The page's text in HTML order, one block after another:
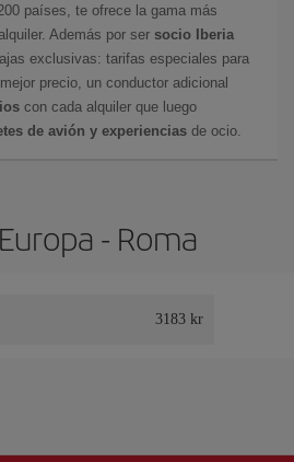
países, te ofrece la gama más
Además por ser socio Iberia
exclusivas: tarifas especiales para
precio, un conductor adicional
con cada alquiler que luego
de avión y experiencias de ocio.
- Roma
3183 kr